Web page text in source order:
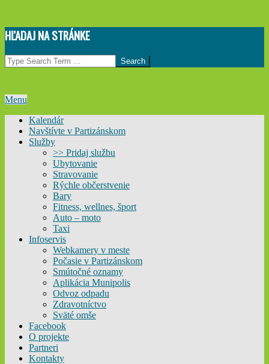
Skip
to
content
HĽADAJ NA STRÁNKE
Search
Primary
Menu
Menu
Kalendár
Navštívte v Partizánskom
Služby
>> Pridaj službu
Ubytovanie
Stravovanie
Rýchle občerstvenie
Bary
Fitness, wellnes, šport
Auto – moto
Taxi
Infoservis
Webkamery v meste
Počasie v Partizánskom
Smútočné oznamy
Aplikácia Munipolis
Odvoz odpadu
Zdravotníctvo
Sväté omše
Facebook
O projekte
Partneri
Kontakty